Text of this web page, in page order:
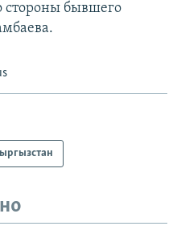
стороны бывшего